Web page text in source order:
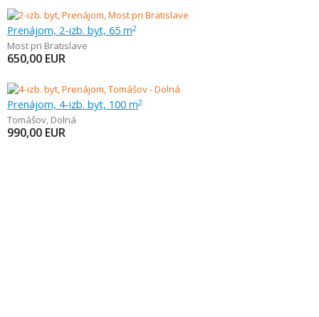
Prenájom, 2-izb. byt, 65 m2
Most pri Bratislave
650,00 EUR
Prenájom, 4-izb. byt, 100 m2
Tomášov, Dolná
990,00 EUR